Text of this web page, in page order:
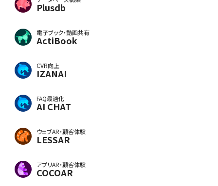
Plusdb
電子ブック・動画共有
ActiBook
CVR向上
IZANAI
FAQ最適化
AI CHAT
ウェブAR・顧客体験
LESSAR
アプリAR・顧客体験
COCOAR